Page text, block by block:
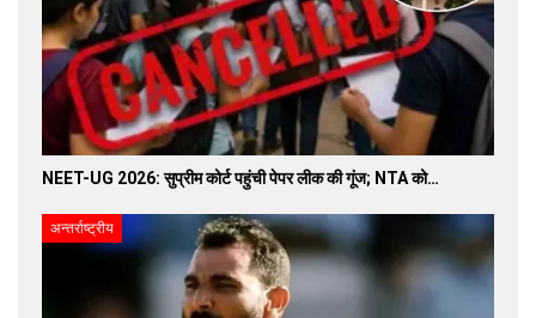
NEET-UG 2026: सुप्रीम कोर्ट पहुंची पेपर लीक की गूंज; NTA को…
अन्तर्राष्ट्रीय